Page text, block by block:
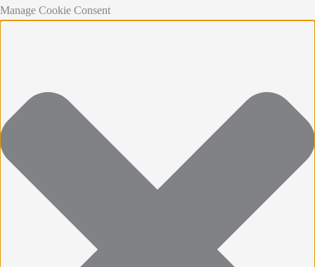
Manage Cookie Consent